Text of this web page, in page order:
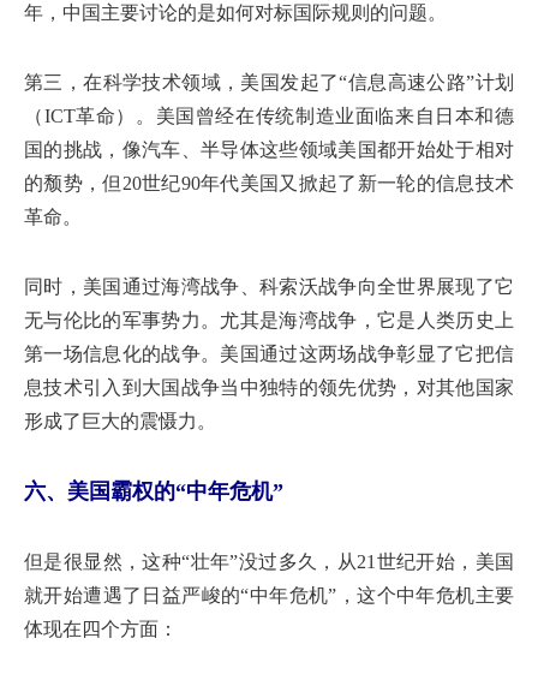
年，中国主要讨论的是如何对标国际规则的问题。
第三，在科学技术领域，美国发起了“信息高速公路”计划
（ICT革命）。美国曾经在传统制造业面临来自日本和德
国的挑战，像汽车、半导体这些领域美国都开始处于相对
的颓势，但20世纪90年代美国又掀起了新一轮的信息技术
革命。
同时，美国通过海湾战争、科索沃战争向全世界展现了它
无与伦比的军事势力。尤其是海湾战争，它是人类历史上
第一场信息化的战争。美国通过这两场战争彰显了它把信
息技术引入到大国战争当中独特的领先优势，对其他国家
形成了巨大的震慑力。
六、美国霸权的“中年危机”
但是很显然，这种“壮年”没过多久，从21世纪开始，美国
就开始遭遇了日益严峻的“中年危机”，这个中年危机主要
体现在四个方面：